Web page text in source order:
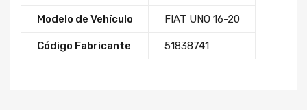
Modelo de Vehículo FIAT UNO 16-20
Código Fabricante 51838741